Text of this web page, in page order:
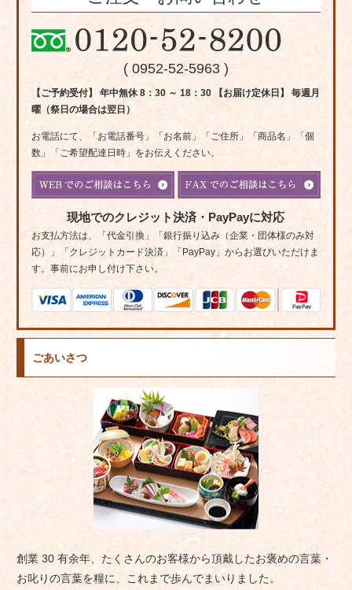
( 0952-52-5963 )
【ご予約受付】 年中無休 8：30 ～ 18：30 【お届け定休日】 毎週月
曜（祭日の場合は翌日）
お電話にて、「お電話番号」「お名前」「ご住所」「商品名」「個
数」「ご希望配達日時」をお伝えください。
現地でのクレジット決済・PayPayに対応
お支払方法は、「代金引換」「銀行振り込み（企業・団体様のみ対
応）」「クレジットカード決済」「PayPay」からお選びいただけま
す。事前にお申し付け下さい。
ごあいさつ
創業 30 有余年、たくさんのお客様から頂戴したお褒めの言葉・
お叱りの言葉を糧に、これまで歩んでまいりました。